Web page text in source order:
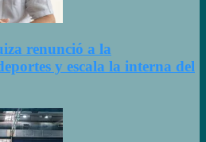
renunció a la
y escala la interna del